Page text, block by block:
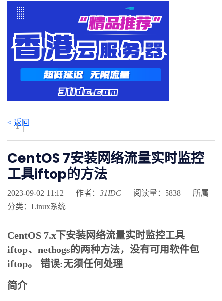
< 返回
CentOS 7安装网络流量实时监控
工具iftop的方法
2023-09-02 11:12 作者： 31IDC 阅读量：5838
所属
分类：Linux系统
CentOS 7.x下安装网络流量实时监控工具
iftop、nethogs的两种方法，没有可用软件包
iftop。 错误:无须任何处理
简介
1
1